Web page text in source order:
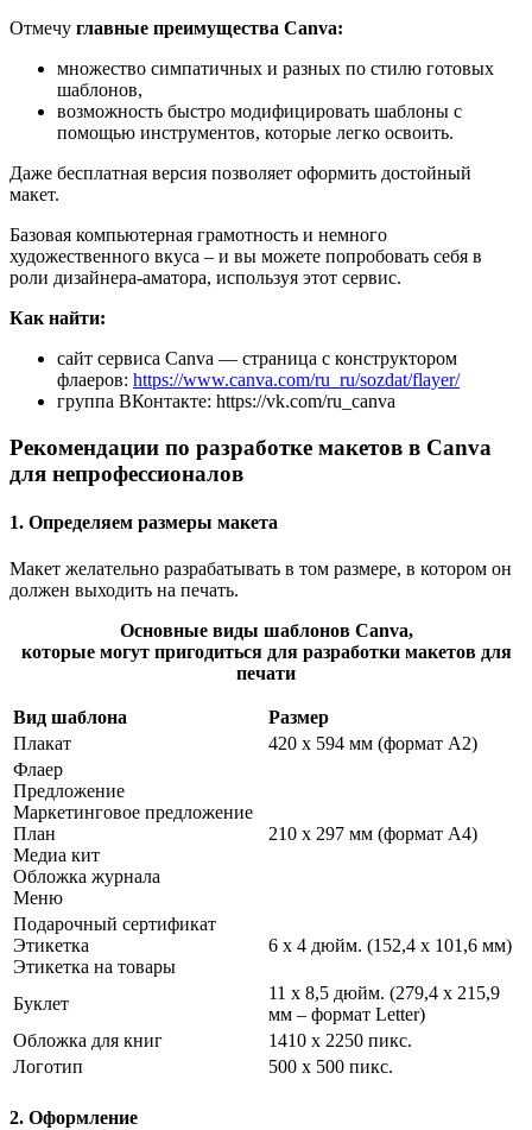
Отмечу главные преимущества Canva:
множество симпатичных и разных по стилю готовых
шаблонов,
возможность быстро модифицировать шаблоны с
помощью инструментов, которые легко освоить.
Даже бесплатная версия позволяет оформить достойный
макет.
Базовая компьютерная грамотность и немного
художественного вкуса – и вы можете попробовать себя в
роли дизайнера-аматора, используя этот сервис.
Как найти:
сайт сервиса Сanva — страница с конструктором
флаеров: https://www.canva.com/ru_ru/sozdat/flayer/
группа ВКонтакте: https://vk.com/ru_canva
Рекомендации по разработке макетов в Canva
для непрофессионалов
1. Определяем размеры макета
Макет желательно разрабатывать в том размере, в котором он
должен выходить на печать.
Основные виды шаблонов Canva,
которые могут пригодиться для разработки макетов для
печати
Вид шаблона
Размер
Плакат
420 х 594 мм (формат А2)
Флаер
Предложение
Маркетинговое предложение
План
Медиа кит
Обложка журнала
Меню
210 х 297 мм (формат А4)
Подарочный сертификат
Этикетка
Этикетка на товары
6 х 4 дюйм. (152,4 х 101,6 мм)
Буклет
11 х 8,5 дюйм. (279,4 х 215,9
мм – формат Letter)
Обложка для книг
1410 х 2250 пикс.
Логотип
500 х 500 пикс.
2. Оформление